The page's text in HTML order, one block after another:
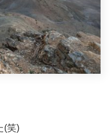
(笑)